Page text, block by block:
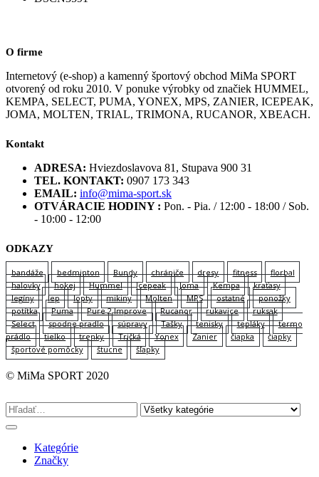
O firme
Internetový (e-shop) a kamenný športový obchod MiMa SPORT
otvorený od roku 2010. V ponuke výrobky od značiek HUMMEL,
KEMPA, SELECT, PUMA, YONEX, MPS, ZANIER, ICEPEAK,
JOMA, MOLTEN, TRIAL, TRIMONA, RUCANOR, XBEACH.
Kontakt
ADRESA: Hviezdoslavova 81, Stupava 900 31
TEL. KONTAKT: 0907 173 343
EMAIL: info@mima-sport.sk
OTVÁRACIE HODINY : Pon. - Pia. / 12:00 - 18:00 / Sob.
- 10:00 - 12:00
ODKAZY
bandáže bedminton Bundy chrániče dresy fitness
florbal
halovky
hokej Hummel Icepeak Joma Kempa
kraťasy
legíny
lep lopty mikiny Molten MPS ostatné
ponožky
potítka
Puma Pure 2 Improve Rucanor rukavice
ruksak
Select
spodne pradlo súpravy Tašky tenisky tepláky
termo
prádlo
tielko trenky Tričká Yonex Zanier čiapka
čiapky
športové pomôcky
štucne šľapky
© MiMa SPORT 2020
Kategórie
Značky